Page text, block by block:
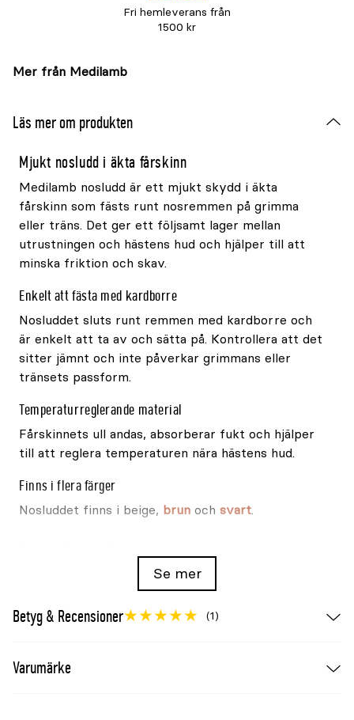
Fri hemleverans från
1500 kr
Mer från Medilamb
Läs mer om produkten
Mjukt nosludd i äkta fårskinn
Medilamb nosludd är ett mjukt skydd i äkta
fårskinn som fästs runt nosremmen på grimma
eller träns. Det ger ett följsamt lager mellan
utrustningen och hästens hud och hjälper till att
minska friktion och skav.
Enkelt att fästa med kardborre
Nosluddet sluts runt remmen med kardborre och
är enkelt att ta av och sätta på. Kontrollera att det
sitter jämnt och inte påverkar grimmans eller
tränsets passform.
Temperaturreglerande material
Fårskinnets ull andas, absorberar fukt och hjälper
till att reglera temperaturen nära hästens hud.
Finns i flera färger
Nosluddet finns i beige, brun och svart.
Äkta fårskinn
Färg
Naturbeige, brun eller svart
Användning
Se mer
Betyg & Recensioner (1)
Varumärke